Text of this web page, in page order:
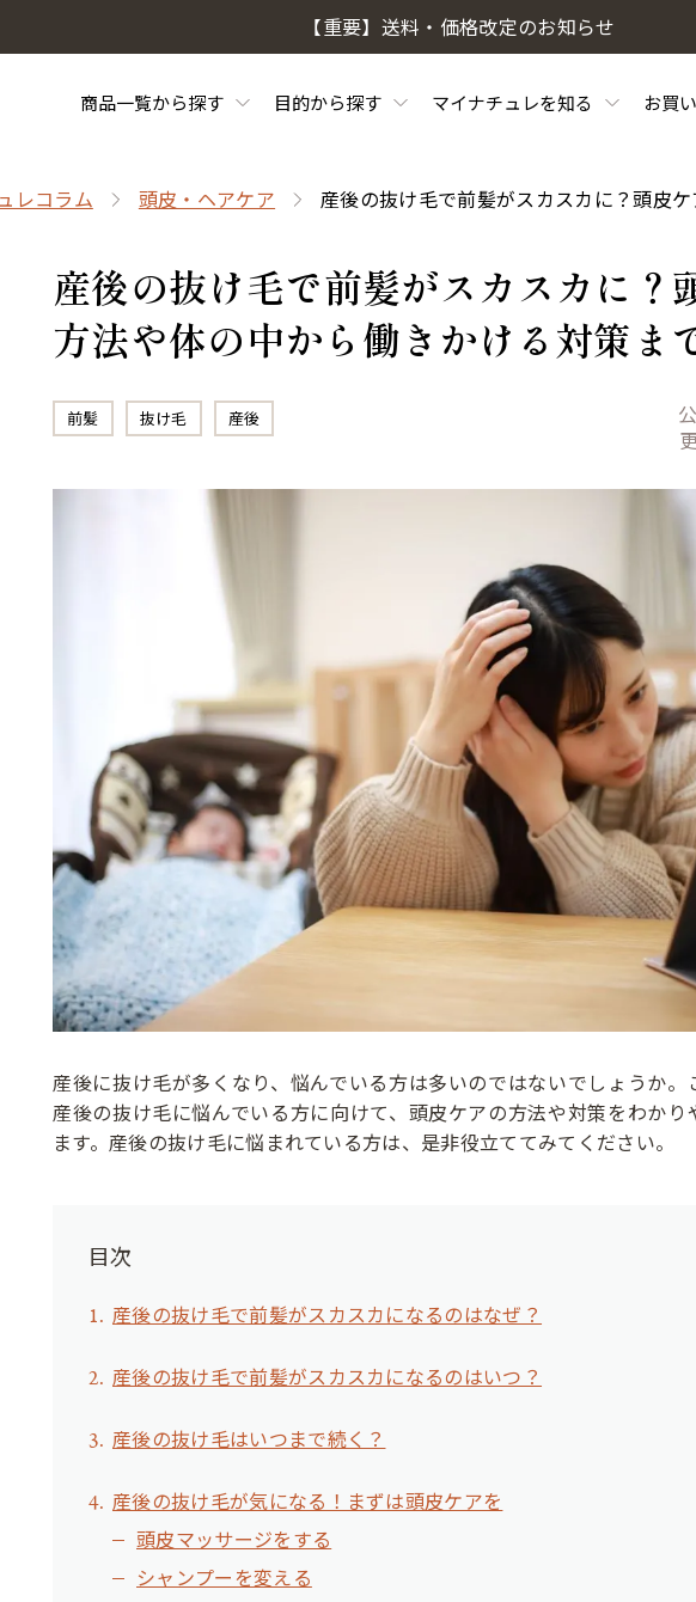
【重要】送料・価格改定のお知らせ
商品一覧から探す 目的から探す マイナチュレを知る お買
レコラム 頭皮・ヘアケア 産後の抜け毛で前髪がスカスカに？頭皮ケ
産後の抜け毛で前髪がスカスカに？
方法や体の中から働きかける対策ま
前髪 抜け毛 産後
産後に抜け毛が多くなり、悩んでいる方は多いのではないでしょうか。
産後の抜け毛に悩んでいる方に向けて、頭皮ケアの方法や対策をわかり
ます。産後の抜け毛に悩まれている方は、是非役立ててみてください。
目次
産後の抜け毛で前髪がスカスカになるのはなぜ？
産後の抜け毛で前髪がスカスカになるのはいつ？
産後の抜け毛はいつまで続く？
産後の抜け毛が気になる！まずは頭皮ケアを
頭皮マッサージをする
シャンプーを変える